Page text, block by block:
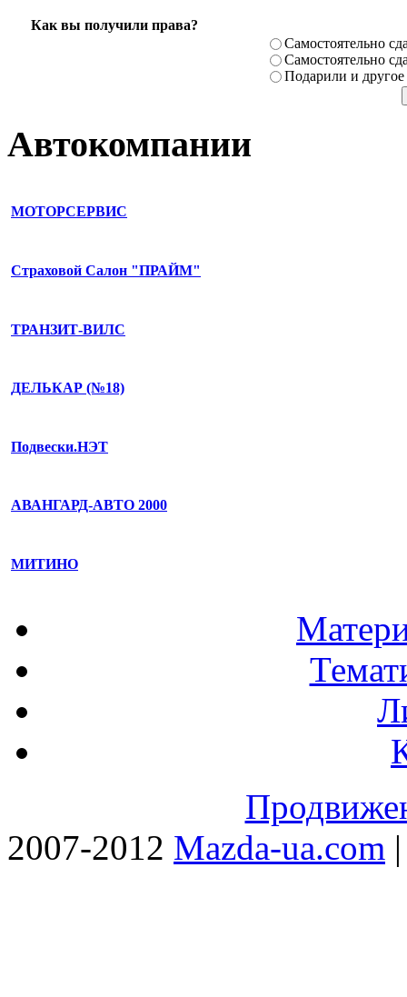
Как вы получили права?
Самостоя­тельно
Самостоя­тельно
Подарили­ и другое
Автокомпании
МОТОРСЕРВИС
Страховой Салон "ПРАЙМ"
ТРАНЗИТ-ВИЛС
ДЕЛЬКАР (№18)
Подвески.НЭТ
АВАНГАРД-АВТО 2000
МИТИНО
2007-2012 Mazda-ua.com